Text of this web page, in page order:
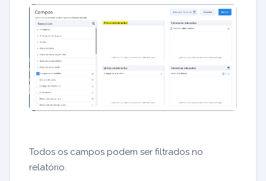
Todos os campos podem ser filtrados no
relatório.